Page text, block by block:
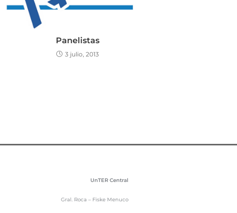
Panelistas
3 julio, 2013
UnTER Central
Gral. Roca – Fiske Menuco